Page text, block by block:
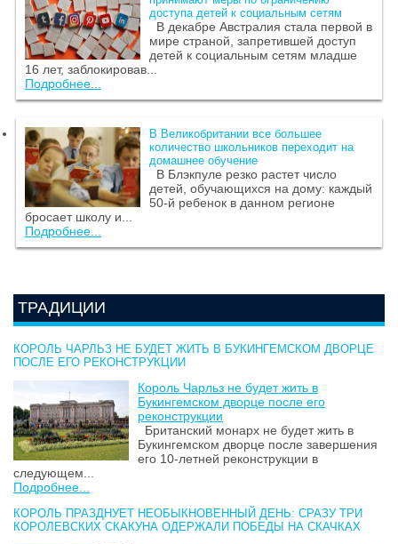
доступа детей к социальным сетям
В декабре Австралия стала первой в
мире страной, запретившей доступ
детей к социальным сетям младше
16 лет, заблокировав...
Подробнее...
В Великобритании все большее
количество школьников переходит на
домашнее обучение
В Блэкпуле резко растет число
детей, обучающихся на дому: каждый
50-й ребенок в данном регионе
бросает школу и...
Подробнее...
ТРАДИЦИИ
КОРОЛЬ ЧАРЛЬЗ НЕ БУДЕТ ЖИТЬ В БУКИНГЕМСКОМ ДВОРЦЕ
ПОСЛЕ ЕГО РЕКОНСТРУКЦИИ
Король Чарльз не будет жить в
Букингемском дворце после его
реконструкции
Британский монарх не будет жить в
Букингемском дворце после завершения
его 10-летней реконструкции в
следующем...
Подробнее...
КОРОЛЬ ПРАЗДНУЕТ НЕОБЫКНОВЕННЫЙ ДЕНЬ: СРАЗУ ТРИ
КОРОЛЕВСКИХ СКАКУНА ОДЕРЖАЛИ ПОБЕДЫ НА СКАЧКАХ